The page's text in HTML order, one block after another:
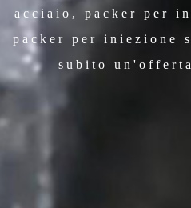
acciaio, packer per
packer per iniezione
subito